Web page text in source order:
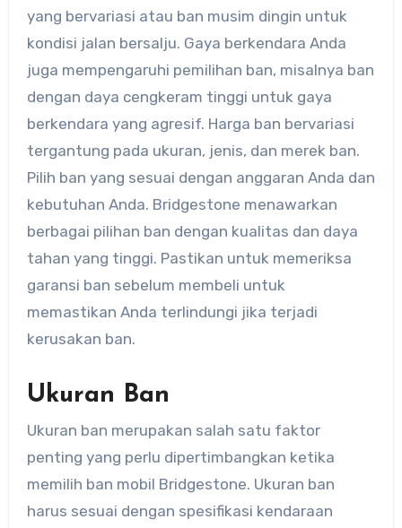
yang bervariasi atau ban musim dingin untuk
kondisi jalan bersalju. Gaya berkendara Anda
juga mempengaruhi pemilihan ban, misalnya ban
dengan daya cengkeram tinggi untuk gaya
berkendara yang agresif. Harga ban bervariasi
tergantung pada ukuran, jenis, dan merek ban.
Pilih ban yang sesuai dengan anggaran Anda dan
kebutuhan Anda. Bridgestone menawarkan
berbagai pilihan ban dengan kualitas dan daya
tahan yang tinggi. Pastikan untuk memeriksa
garansi ban sebelum membeli untuk
memastikan Anda terlindungi jika terjadi
kerusakan ban.
Ukuran Ban
Ukuran ban merupakan salah satu faktor
penting yang perlu dipertimbangkan ketika
memilih ban mobil Bridgestone. Ukuran ban
harus sesuai dengan spesifikasi kendaraan